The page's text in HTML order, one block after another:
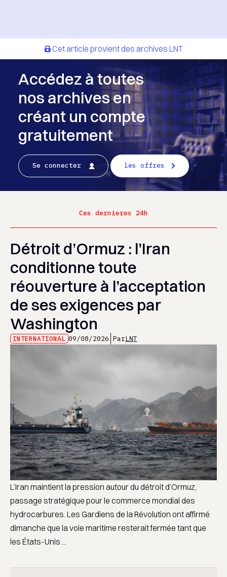
Cet article provient des archives LNT
Accédez à toutes
nos archives en
créant un compte
gratuitement
Se connecter les offres
Ces dernieres 24h
Détroit d’Ormuz : l’Iran
conditionne toute
réouverture à l’acceptation
de ses exigences par
Washington
INTERNATIONAL 09/08/2026 ParLNT
L’Iran maintient la pression autour du détroit d’Ormuz,
passage stratégique pour le commerce mondial des
hydrocarbures. Les Gardiens de la Révolution ont affirmé
dimanche que la voie maritime resterait fermée tant que
les États-Unis ...